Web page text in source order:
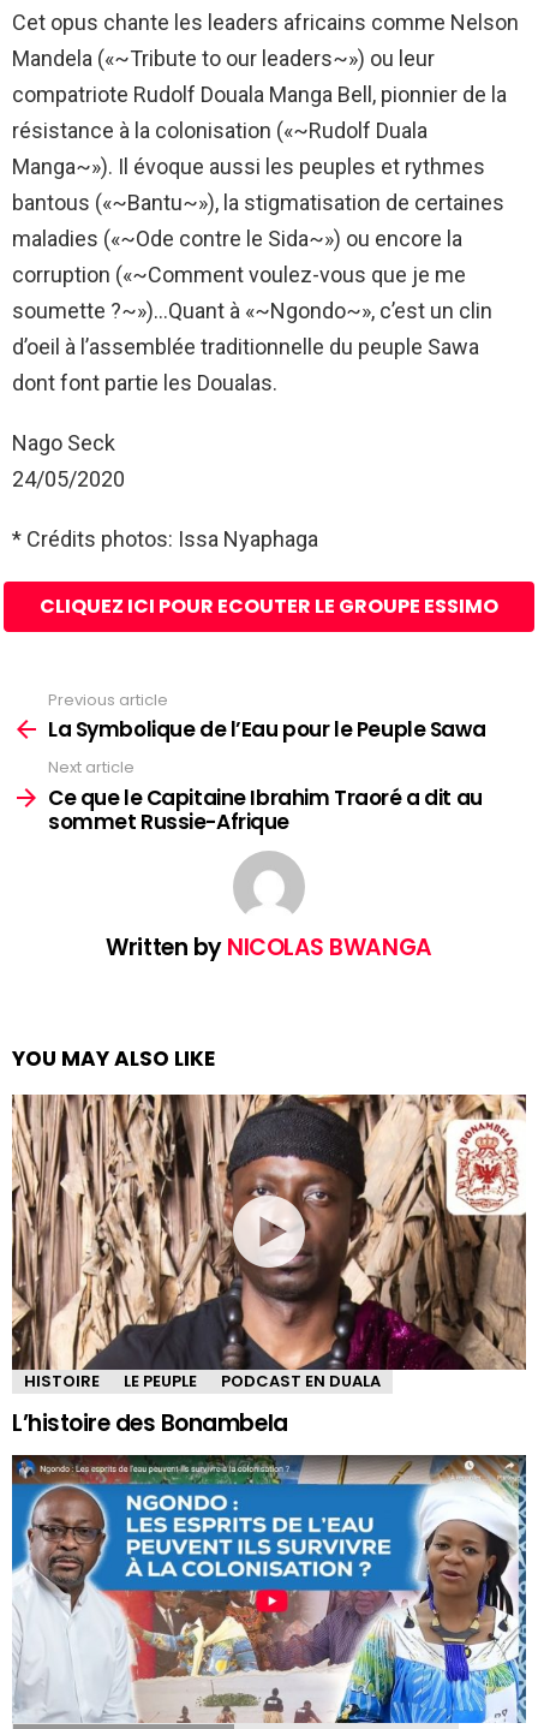
Cet opus chante les leaders africains comme Nelson
Mandela («~Tribute to our leaders~») ou leur
compatriote Rudolf Douala Manga Bell, pionnier de la
résistance à la colonisation («~Rudolf Duala
Manga~»). Il évoque aussi les peuples et rythmes
bantous («~Bantu~»), la stigmatisation de certaines
maladies («~Ode contre le Sida~») ou encore la
corruption («~Comment voulez-vous que je me
soumette ?~»)…Quant à «~Ngondo~», c’est un clin
d’oeil à l’assemblée traditionnelle du peuple Sawa
dont font partie les Doualas.
Nago Seck
24/05/2020
* Crédits photos: Issa Nyaphaga
CLIQUEZ ICI POUR ECOUTER LE GROUPE ESSIMO
more
Previous article
La Symbolique de l’Eau pour le Peuple Sawa
Next article
Ce que le Capitaine Ibrahim Traoré a dit au
sommet Russie-Afrique
Written byNICOLAS BWANGA
YOU MAY ALSO LIKE
HISTOIRE LE PEUPLE PODCAST EN DUALA
L’histoire des Bonambela